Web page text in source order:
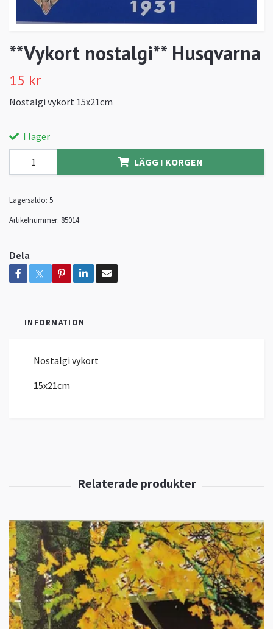
**Vykort nostalgi** Husqvarna
15 kr
Nostalgi vykort 15x21cm
I lager
LÄGG I KORGEN
Lagersaldo: 5
Artikelnummer: 85014
Dela
INFORMATION
Nostalgi vykort
15x21cm